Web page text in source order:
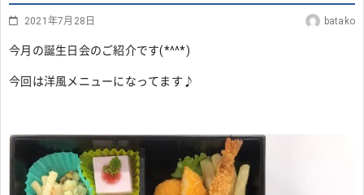
2021年7月28日 batako
今月の誕生日会のご紹介です(*^^*)
今回は洋風メニューになってます♪